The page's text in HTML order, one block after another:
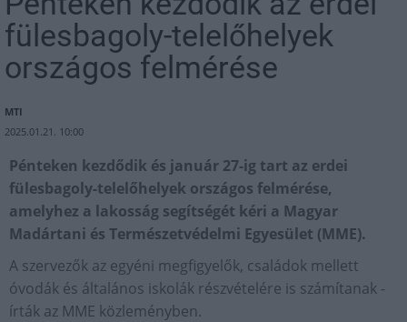
fülesbagoly-telelőhelyek
országos felmérése
MTI
2025.01.21. 10:00
Pénteken kezdődik és január 27-ig tart az erdei
fülesbagoly-telelőhelyek országos felmérése,
amelyhez a lakosság segítségét kéri a Magyar
Madártani és Természetvédelmi Egyesület (MME).
A szervezők az egyéni megfigyelők, családok mellett
óvodák és általános iskolák részvételére is számítanak -
írták az MME közleményben.